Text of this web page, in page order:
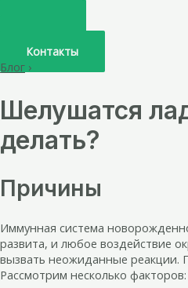
Контакты
Блог ›
Шелушатся
делать?
Причины
Иммунная система
развита, и любое воздействие
вызвать неожиданные реакции.
Рассмотрим несколько факторов: